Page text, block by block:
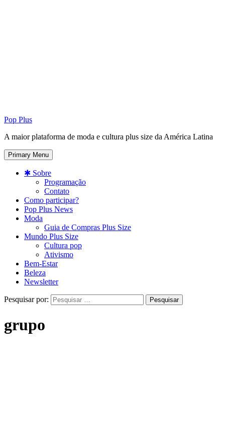
Pop Plus
A maior plataforma de moda e cultura plus size da América Latina
Primary Menu
✱ Sobre
Programação
Contato
Como participar?
Pop Plus News
Moda
Guia de Compras Plus Size
Mundo Plus Size
Cultura pop
Ativismo
Bem-Estar
Beleza
Newsletter
Pesquisar por:
grupo